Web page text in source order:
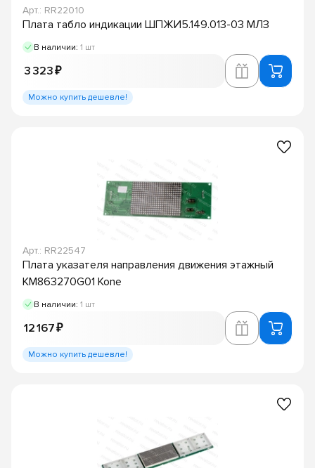
Арт.: RR22010
Плата табло индикации ШПЖИ5.149.013-03 МЛЗ
В наличии: 1 шт
3 323 ₽
Можно купить дешевле!
Арт.: RR22547
Плата указателя направления движения этажный
KM863270G01 Kone
В наличии: 1 шт
12 167 ₽
Можно купить дешевле!